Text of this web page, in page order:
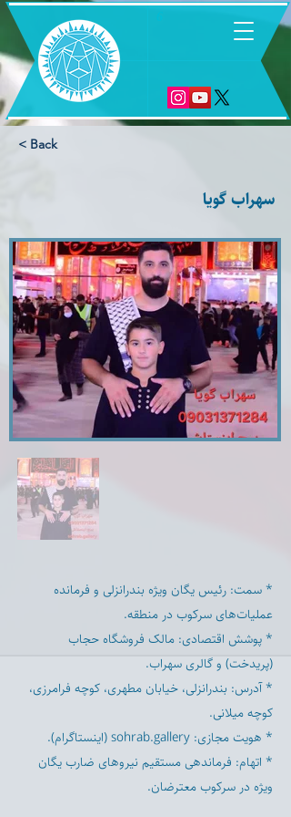
< Back
سهراب گویا
* سمت: رئیس یگان ویژه بندرانزلی و فرمانده
عملیات‌های سرکوب در منطقه.
* پوشش اقتصادی: مالک فروشگاه حجاب
(پریدخت) و گالری سهراب.
* آدرس: بندرانزلی، خیابان مطهری، کوچه فرامرزی،
کوچه میلانی.
* هویت مجازی: sohrab.gallery (اینستاگرام).
* اتهام: فرماندهی مستقیم نیروهای ضارب یگان
ویژه در سرکوب معترضان.